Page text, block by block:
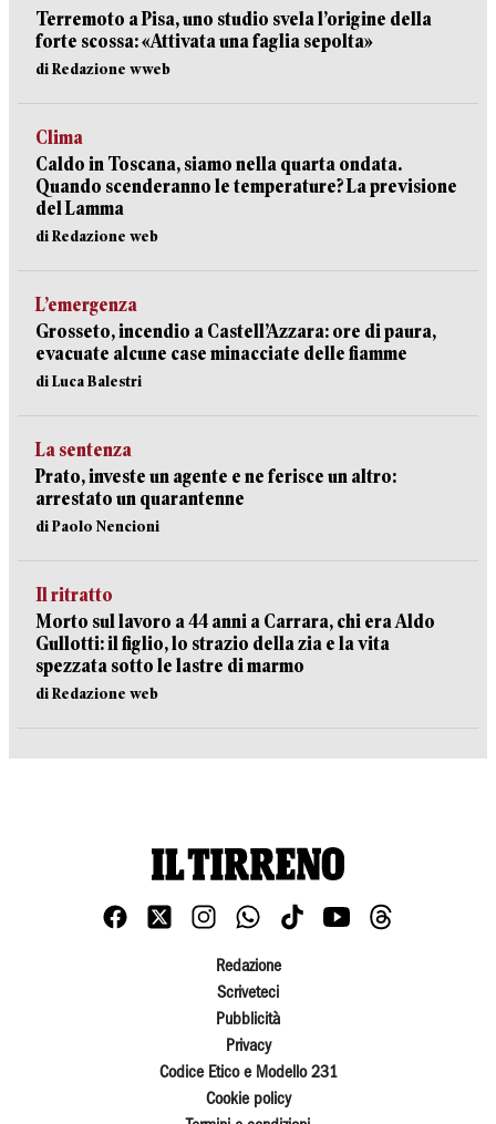
Terremoto a Pisa, uno studio svela l’origine della
forte scossa: «Attivata una faglia sepolta»
di Redazione wweb
Clima
Caldo in Toscana, siamo nella quarta ondata.
Quando scenderanno le temperature? La previsione
del Lamma
di Redazione web
L’emergenza
Grosseto, incendio a Castell’Azzara: ore di paura,
evacuate alcune case minacciate delle fiamme
di Luca Balestri
La sentenza
Prato, investe un agente e ne ferisce un altro:
arrestato un quarantenne
di Paolo Nencioni
Il ritratto
Morto sul lavoro a 44 anni a Carrara, chi era Aldo
Gullotti: il figlio, lo strazio della zia e la vita
spezzata sotto le lastre di marmo
di Redazione web
Redazione
Scriveteci
Pubblicità
Privacy
Codice Etico e Modello 231
Cookie policy